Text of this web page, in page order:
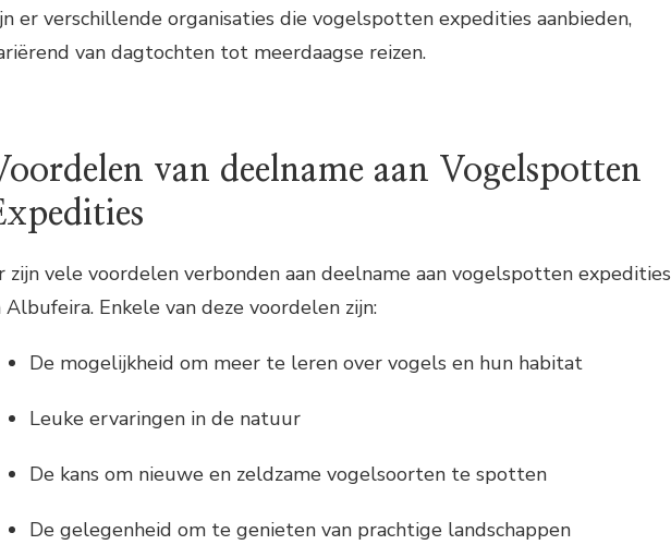
er verschillende organisaties die vogelspotten expedities aanbieden,
van dagtochten tot meerdaagse reizen.
van deelname aan Vogelspotten
zijn vele voordelen verbonden aan deelname aan vogelspotten expedities
Albufeira. Enkele van deze voordelen zijn:
De mogelijkheid om meer te leren over vogels en hun habitat
Leuke ervaringen in de natuur
De kans om nieuwe en zeldzame vogelsoorten te spotten
De gelegenheid om te genieten van prachtige landschappen